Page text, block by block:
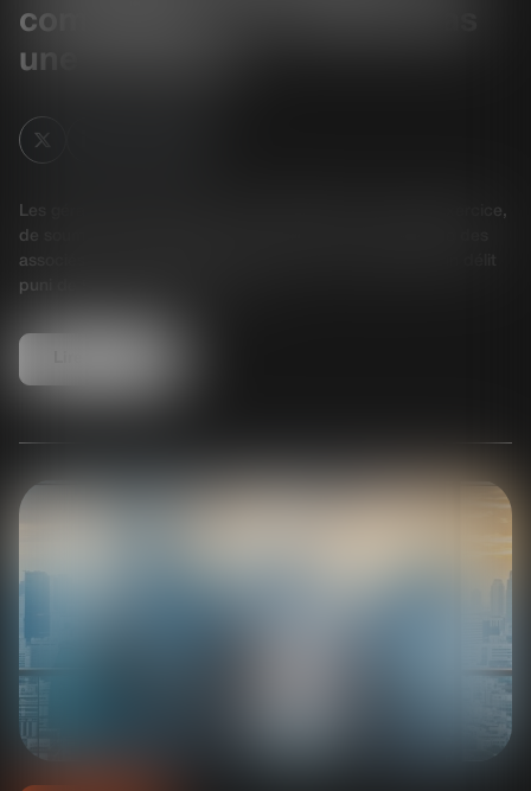
comptables ne constitue pas
une infraction
Les gérants de SARL sont dans l’obligation, à chaque exercice,
de soumettre l’approbation, des comptes, à l’assemblée des
associés. Le manquement à ce devoir est constitutif d’un délit
puni de 9 000 euros d’amende...